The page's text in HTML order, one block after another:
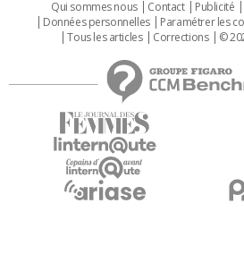
Qui sommes nous Contact Publicité
Données personnelles
Paramétrer les
Tous les articles
Corrections ©